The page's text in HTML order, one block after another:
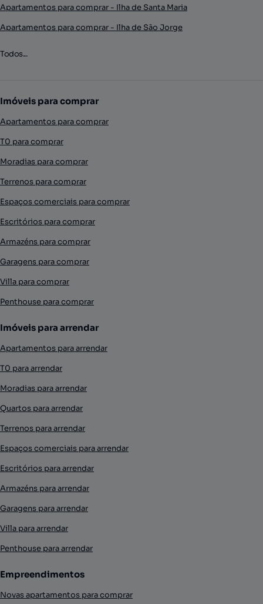
Apartamentos para comprar - Ilha de Santa Maria
Apartamentos para comprar - Ilha de São Jorge
Todos...
Imóveis para comprar
Apartamentos para comprar
T0 para comprar
Moradias para comprar
Terrenos para comprar
Espaços comerciais para comprar
Escritórios para comprar
Armazéns para comprar
Garagens para comprar
Villa para comprar
Penthouse para comprar
Imóveis para arrendar
Apartamentos para arrendar
T0 para arrendar
Moradias para arrendar
Quartos para arrendar
Terrenos para arrendar
Espaços comerciais para arrendar
Escritórios para arrendar
Armazéns para arrendar
Garagens para arrendar
Villa para arrendar
Penthouse para arrendar
Empreendimentos
Novas apartamentos para comprar